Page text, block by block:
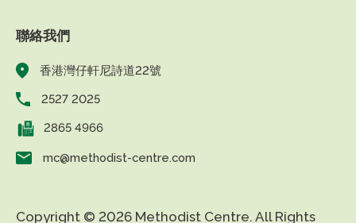
聯絡我們
香港灣仔軒尼詩道22號
2527 2025
2865 4966
mc@methodist-centre.com
Copyright © 2026 Methodist Centre. All Rights